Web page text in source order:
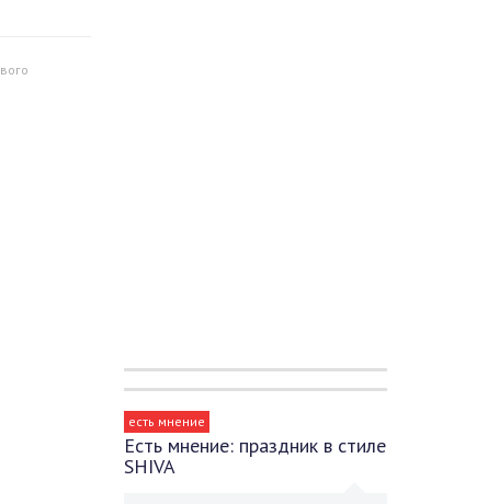
есть мнение
Есть мнение: праздник в стиле
SHIVA